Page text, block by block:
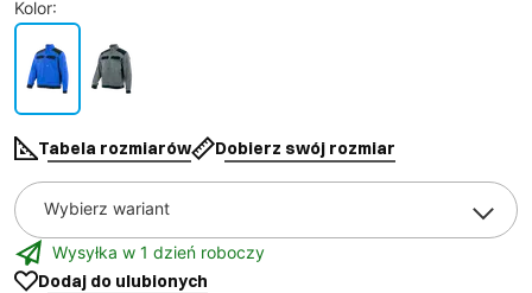
Kolor:
Tabela rozmiarów Dobierz swój rozmiar
Wybierz wariant
Wysyłka w 1 dzień roboczy
Dodaj do ulubionych